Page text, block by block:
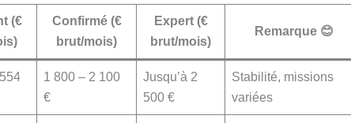
(€
Confirmé (€
brut/mois)
Expert (€
brut/mois)
Remarque 😊
1 800 – 2 100
€
Jusqu’à 2
500 €
Stabilité, missions
variées